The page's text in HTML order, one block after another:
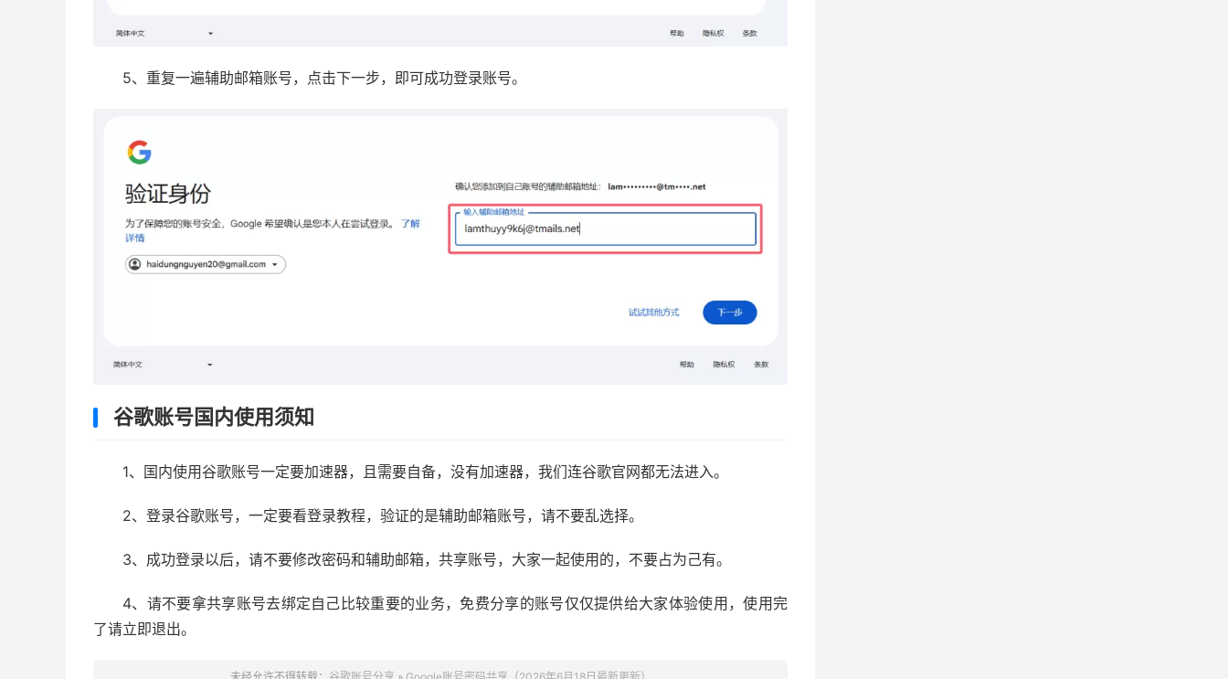
5、重复一遍辅助邮箱账号，点击下一步，即可成功登录账号。
谷歌账号国内使用须知
1、国内使用谷歌账号一定要加速器，且需要自备，没有加速器，我们连谷歌官网都无法进入。
2、登录谷歌账号，一定要看登录教程，验证的是辅助邮箱账号，请不要乱选择。
3、成功登录以后，请不要修改密码和辅助邮箱，共享账号，大家一起使用的，不要占为己有。
4、请不要拿共享账号去绑定自己比较重要的业务，免费分享的账号仅仅提供给大家体验使用，使用完
了请立即退出。